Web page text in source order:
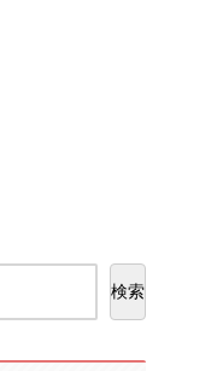
検索